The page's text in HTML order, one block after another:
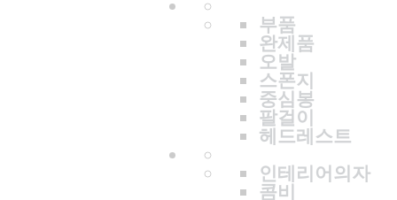
부품
완제품
오발
스폰지
중심봉
팔걸이
헤드레스트
인테리어의자
콤비